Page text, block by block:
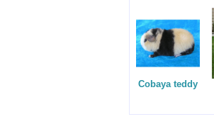
Cobaya teddy